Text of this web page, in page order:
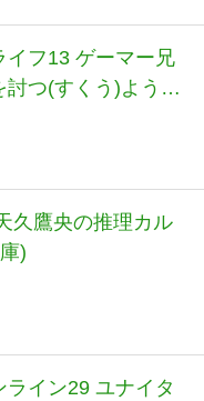
イフ13 ゲーマー兄
つ(すくう)ようで
久鷹央の推理カル
)
イン29 ユナイタ